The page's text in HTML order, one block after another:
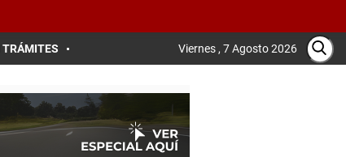
TRÁMITES Viernes , 7 Agosto 2026